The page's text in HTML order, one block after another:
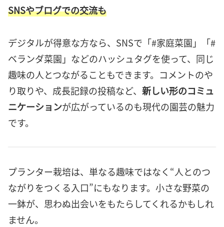
SNSやブログでの交流も
デジタルが得意な方なら、SNSで「#家庭菜園」「#
ベランダ菜園」などのハッシュタグを使って、同じ
趣味の人とつながることもできます。コメントのや
り取りや、成長記録の投稿など、 新しい形のコミュ
ニケーションが広がっているのも現代の園芸の魅力
です。
プランター栽培は、単なる趣味ではなく“人とのつ
ながりをつくる入口”にもなります。小さな野菜の
一鉢が、思わぬ出会いをもたらしてくれるかもしれ
ません。